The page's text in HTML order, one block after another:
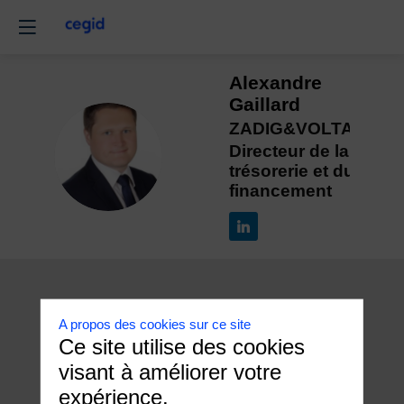
AG
Alexandre
Gaillard
ZADIG&VOLTAIRE
Directeur de la
trésorerie et du
financement
A propos des cookies sur ce site
Ce site utilise des cookies
visant à améliorer votre
expérience.